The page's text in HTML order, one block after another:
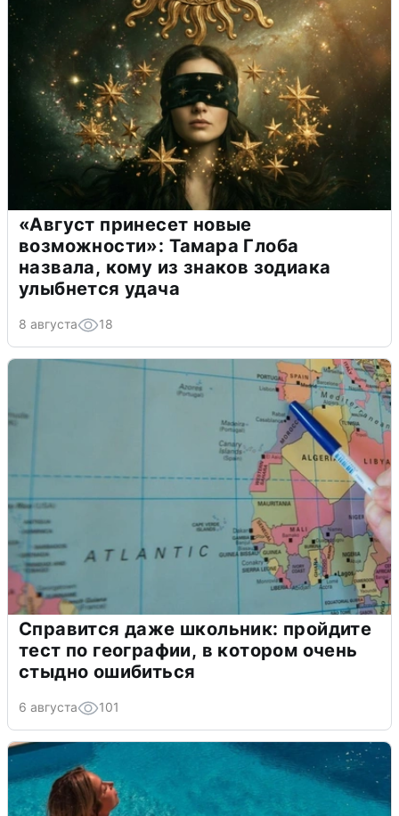
«Август принесет новые
возможности»: Тамара Глоба
назвала, кому из знаков зодиака
улыбнется удача
8 августа 18
Справится даже школьник: пройдите
тест по географии, в котором очень
стыдно ошибиться
6 августа 101